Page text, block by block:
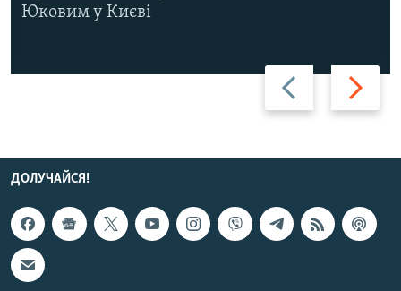
Назад Вперед
Юковим у Києві
ДОЛУЧАЙСЯ!